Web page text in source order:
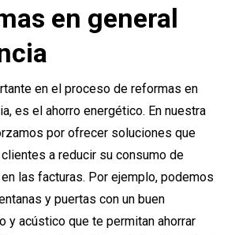
en general
en el proceso de reformas en
es el ahorro energético. En nuestra
por ofrecer soluciones que
a reducir su consumo de
las facturas. Por ejemplo, podemos
y puertas con un buen
y acústico que te permitan ahorrar